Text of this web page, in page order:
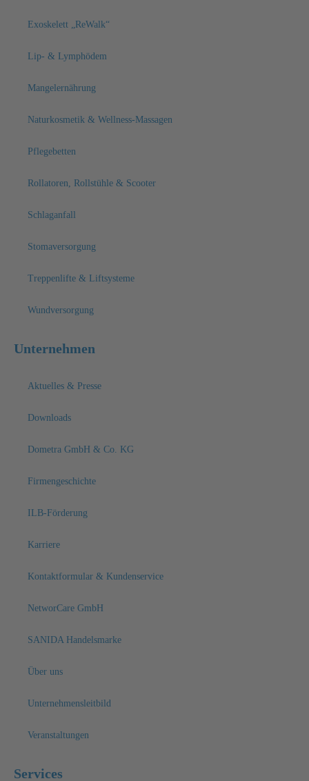
Exoskelett „ReWalk“
Lip- & Lymphödem
Mangelernährung
Naturkosmetik & Wellness-Massagen
Pflegebetten
Rollatoren, Rollstühle & Scooter
Schlaganfall
Stomaversorgung
Treppenlifte & Liftsysteme
Wundversorgung
Unternehmen
Aktuelles & Presse
Downloads
Dometra GmbH & Co. KG
Firmengeschichte
ILB-Förderung
Karriere
Kontaktformular & Kundenservice
NetworCare GmbH
SANIDA Handelsmarke
Über uns
Unternehmensleitbild
Veranstaltungen
Services